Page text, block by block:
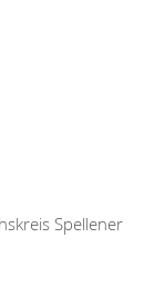
Spellener